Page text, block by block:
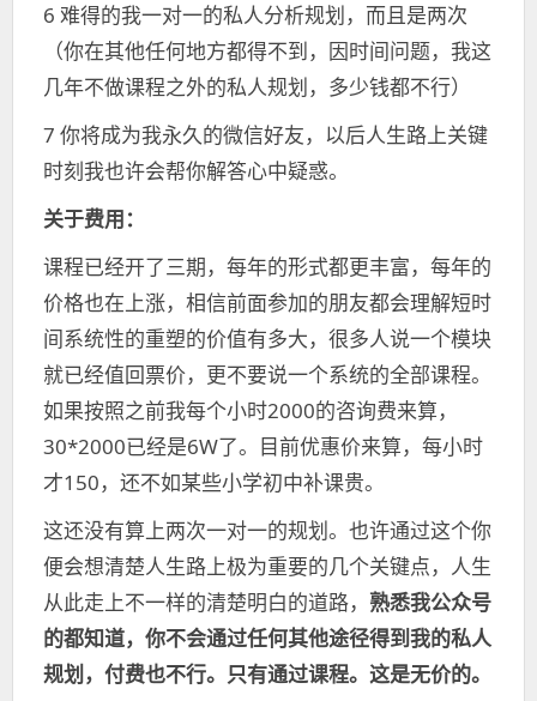
6 难得的我一对一的私人分析规划，而且是两次
（你在其他任何地方都得不到，因时间问题，我这
几年不做课程之外的私人规划，多少钱都不行）
7 你将成为我永久的微信好友，以后人生路上关键
时刻我也许会帮你解答心中疑惑。
关于费用：
课程已经开了三期，每年的形式都更丰富，每年的
价格也在上涨，相信前面参加的朋友都会理解短时
间系统性的重塑的价值有多大，很多人说一个模块
就已经值回票价，更不要说一个系统的全部课程。
如果按照之前我每个小时2000的咨询费来算，
30*2000已经是6W了。目前优惠价来算，每小时
才150，还不如某些小学初中补课贵。
这还没有算上两次一对一的规划。也许通过这个你
便会想清楚人生路上极为重要的几个关键点，人生
从此走上不一样的清楚明白的道路， 熟悉我公众号
的都知道，你不会通过任何其他途径得到我的私人
规划，付费也不行。只有通过课程。 这是无价的。